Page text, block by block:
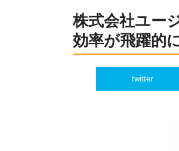
株式会社ユー
効率が飛躍的
twitter